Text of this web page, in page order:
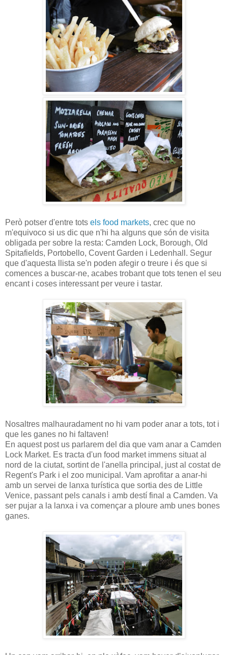
Però potser d'entre tots els food markets, crec que no
m'equivoco si us dic que n'hi ha alguns que són de visita
obligada per sobre la resta: Camden Lock, Borough, Old
Spitafields, Portobello, Covent Garden i Ledenhall. Segur
que d'aquesta llista se'n poden afegir o treure i és que si
comences a buscar-ne, acabes trobant que tots tenen el seu
encant i coses interessant per veure i tastar.
Nosaltres malhauradament no hi vam poder anar a tots, tot i
que les ganes no hi faltaven!
En aquest post us parlarem del dia que vam anar a Camden
Lock Market. Es tracta d'un food market immens situat al
nord de la ciutat, sortint de l'anella principal, just al costat de
Regent's Park i el zoo municipal. Vam aprofitar a anar-hi
amb un servei de lanxa turística que sortia des de Little
Venice, passant pels canals i amb destí final a Camden. Va
ser pujar a la lanxa i va començar a ploure amb unes bones
ganes.